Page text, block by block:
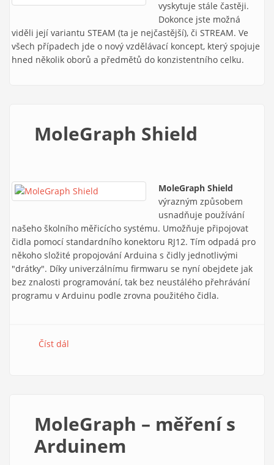
vyskytuje stále častěji.
Dokonce jste možná
viděli její variantu STEAM (ta je nejčastější), či STREAM. Ve
všech případech jde o nový vzdělávací koncept, který spojuje
hned několik oborů a předmětů do konzistentního celku.
MoleGraph Shield
MoleGraph Shield
výrazným způsobem
usnadňuje používání
našeho školního měřicícho systému. Umožňuje připojovat
čidla pomocí standardního konektoru RJ12. Tím odpadá pro
někoho složité propojování Arduina s čidly jednotlivými
"drátky". Díky univerzálnímu firmwaru se nyní obejdete jak
bez znalosti programování, tak bez neustálého přehrávání
programu v Arduinu podle zrovna použitého čidla.
Číst dál
MoleGraph – měření s
Arduinem